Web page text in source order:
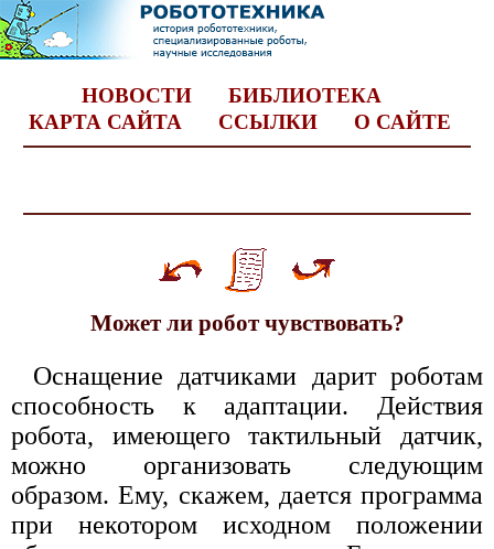
НОВОСТИ
БИБЛИОТЕКА
КАРТА САЙТА
ССЫЛКИ О САЙТЕ
Может ли робот чувствовать?
Оснащение датчиками дарит роботам
способность к адаптации. Действия
робота, имеющего тактильный датчик,
можно организовать следующим
образом. Ему, скажем, дается программа
при некотором исходном положении